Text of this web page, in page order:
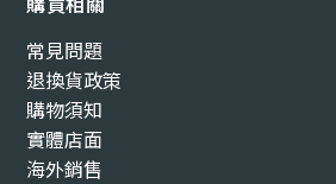
常見問題
退換貨政策
購物須知
實體店面
海外銷售